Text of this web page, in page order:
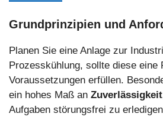
Grundprinzipien und
Planen Sie eine Anlage zur
Prozesskühlung, sollte diese eine
Voraussetzungen erfüllen.
ein hohes Maß an Zuverlässigkeit
Aufgaben störungsfrei zu